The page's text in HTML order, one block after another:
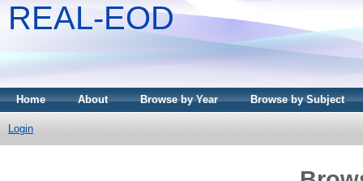
REAL-EOD
Home About Browse by Year Browse by Subject
Login